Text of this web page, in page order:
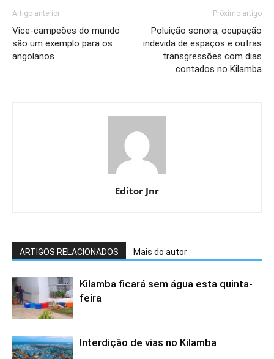
Artigo anterior
Vice-campeões do mundo
são um exemplo para os
angolanos
Próximo artigo
Poluição sonora, ocupação
indevida de espaços e outras
transgressões com dias
contados no Kilamba
Editor Jnr
ARTIGOS RELACIONADOS Mais do autor
Kilamba ficará sem água esta quinta-
feira
Interdição de vias no Kilamba